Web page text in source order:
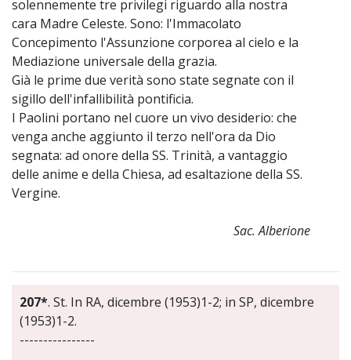
solennemente tre privilegi riguardo alla nostra
cara Madre Celeste. Sono: l'Immacolato
Concepimento l'Assunzione corporea al cielo e la
Mediazione universale della grazia.
Già le prime due verità sono state segnate con il
sigillo dell'infallibilità pontificia.
I Paolini portano nel cuore un vivo desiderio: che
venga anche aggiunto il terzo nell'ora da Dio
segnata: ad onore della SS. Trinità, a vantaggio
delle anime e della Chiesa, ad esaltazione della SS.
Vergine.
Sac. Alberione
207*. St. In RA, dicembre (1953)1-2; in SP, dicembre
(1953)1-2.
----------------